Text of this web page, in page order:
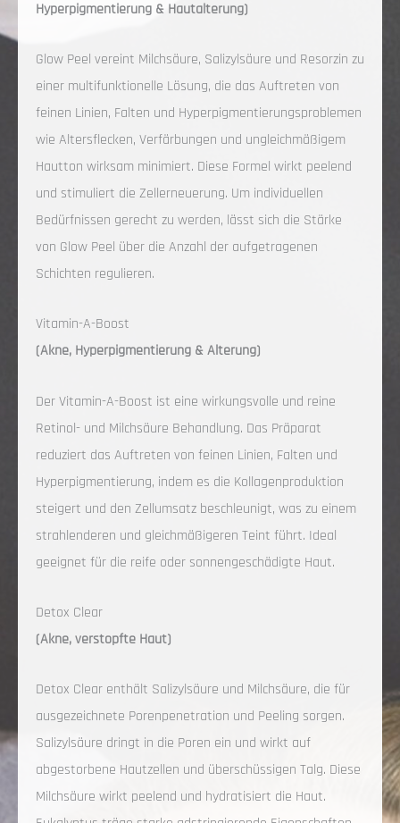
Hyperpigmentierung & Hautalterung)
Glow Peel vereint Milchsäure, Salizylsäure und Resorzin zu
einer multifunktionelle Lösung, die das Auftreten von
feinen Linien, Falten und Hyperpigmentierungsproblemen
wie Altersflecken, Verfärbungen und ungleichmäßigem
Hautton wirksam minimiert. Diese Formel wirkt peelend
und stimuliert die Zellerneuerung. Um individuellen
Bedürfnissen gerecht zu werden, lässt sich die Stärke
von Glow Peel über die Anzahl der aufgetragenen
Schichten regulieren.
Vitamin-A-Boost
(Akne, Hyperpigmentierung & Alterung)
Der Vitamin-A-Boost ist eine wirkungsvolle und reine
Retinol- und Milchsäure Behandlung. Das Präparat
reduziert das Auftreten von feinen Linien, Falten und
Hyperpigmentierung, indem es die Kollagenproduktion
steigert und den Zellumsatz beschleunigt, was zu einem
strahlenderen und gleichmäßigeren Teint führt. Ideal
geeignet für die reife oder sonnengeschädigte Haut.
Detox Clear
(Akne, verstopfte Haut)
Detox Clear enthält Salizylsäure und Milchsäure, die für
ausgezeichnete Porenpenetration und Peeling sorgen.
Salizylsäure dringt in die Poren ein und wirkt auf
abgestorbene Hautzellen und überschüssigen Talg. Diese
Milchsäure wirkt peelend und hydratisiert die Haut.